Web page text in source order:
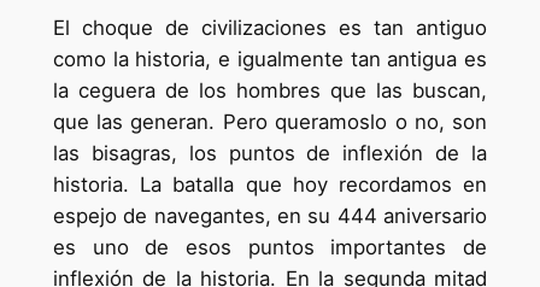
El choque de civilizaciones es tan antiguo
como la historia, e igualmente tan antigua es
la ceguera de los hombres que las buscan,
que las generan. Pero queramoslo o no, son
las bisagras, los puntos de inflexión de la
historia. La batalla que hoy recordamos en
espejo de navegantes, en su 444 aniversario
es uno de esos puntos importantes de
inflexión de la historia. En la segunda mitad